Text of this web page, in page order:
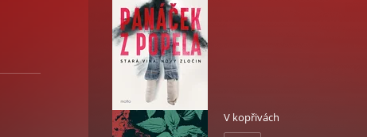
V kopřivách